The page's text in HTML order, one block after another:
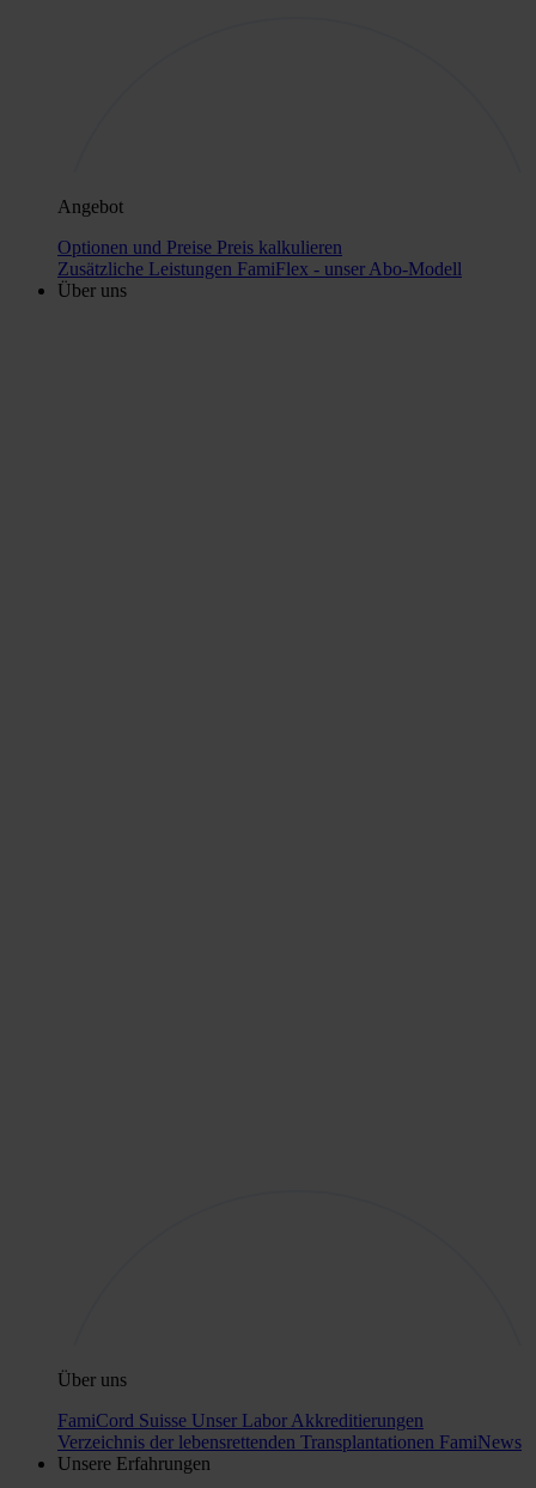
Angebot
Optionen und Preise Preis kalkulieren
Zusätzliche Leistungen FamiFlex - unser Abo-Modell
Über uns
Über uns
FamiCord Suisse Unser Labor Akkreditierungen
Verzeichnis der lebensrettenden Transplantationen FamiNews
Unsere Erfahrungen